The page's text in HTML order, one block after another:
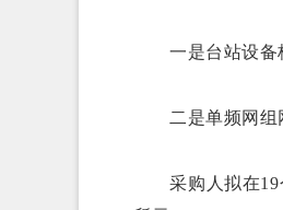
一是台站设备
二是单频网组网
采购人拟在19个